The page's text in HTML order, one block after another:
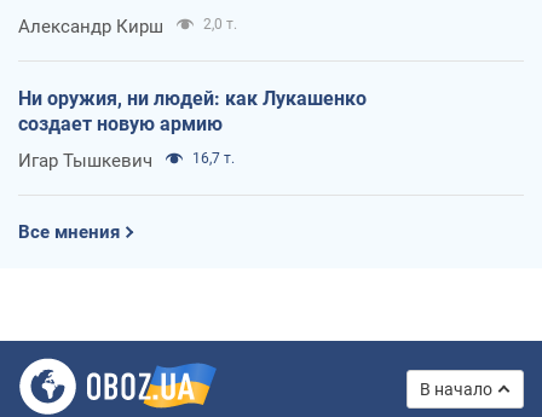
Александр Кирш 2,0 т.
Ни оружия, ни людей: как Лукашенко
создает новую армию
Игар Тышкевич 16,7 т.
Все мнения
В начало